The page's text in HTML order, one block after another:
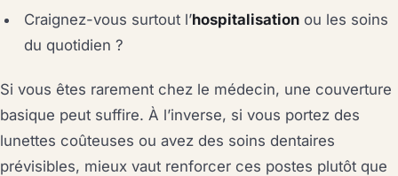
Craignez-vous surtout l’hospitalisation ou les soins
du quotidien ?
Si vous êtes rarement chez le médecin, une couverture
basique peut suffire. À l’inverse, si vous portez des
lunettes coûteuses ou avez des soins dentaires
prévisibles, mieux vaut renforcer ces postes plutôt que